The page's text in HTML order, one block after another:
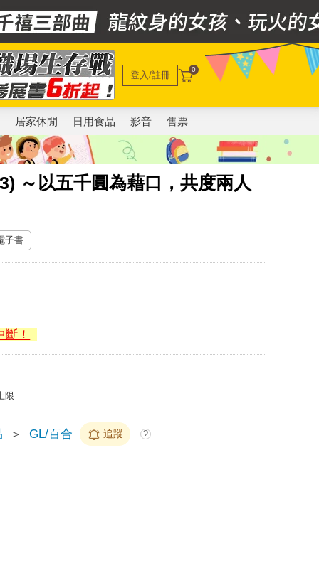
登入/註冊 0
居家休閒 日用食品 影音 售票
～以五千圓為藉口，共度兩人
子書
！
限
＞ GL/百合 追蹤 ?